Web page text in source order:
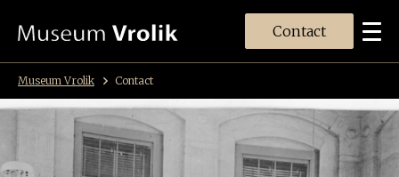
Contact
Museum Vrolik Contact